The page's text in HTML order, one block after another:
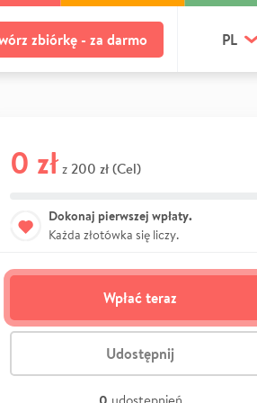
zbiórkę - za darmo PL
0 zł z 200 zł (Cel)
Dokonaj pierwszej wpłaty.
Każda złotówka się liczy.
Wpłać teraz
Udostępnij